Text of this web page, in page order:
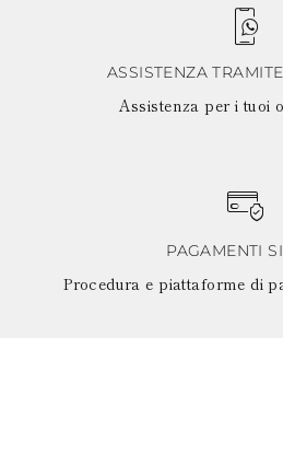
ASSISTENZA
Assistenza per i tuoi
PAGAMENTI
Procedura e piattaforme di